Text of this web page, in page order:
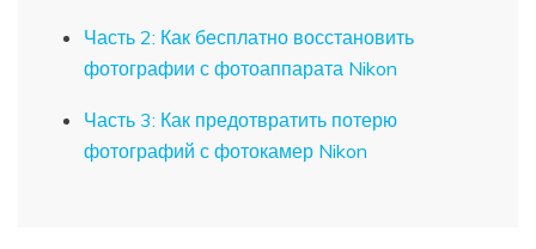
Часть 2: Как бесплатно восстановить
фотографии с фотоаппарата Nikon
Часть 3: Как предотвратить потерю
фотографий с фотокамер Nikon